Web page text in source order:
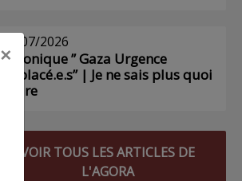
29/07/2026
Chronique ” Gaza Urgence
Déplacé.e.s” | Je ne sais plus quoi
écrire
VOIR TOUS LES ARTICLES DE
L'AGORA
×